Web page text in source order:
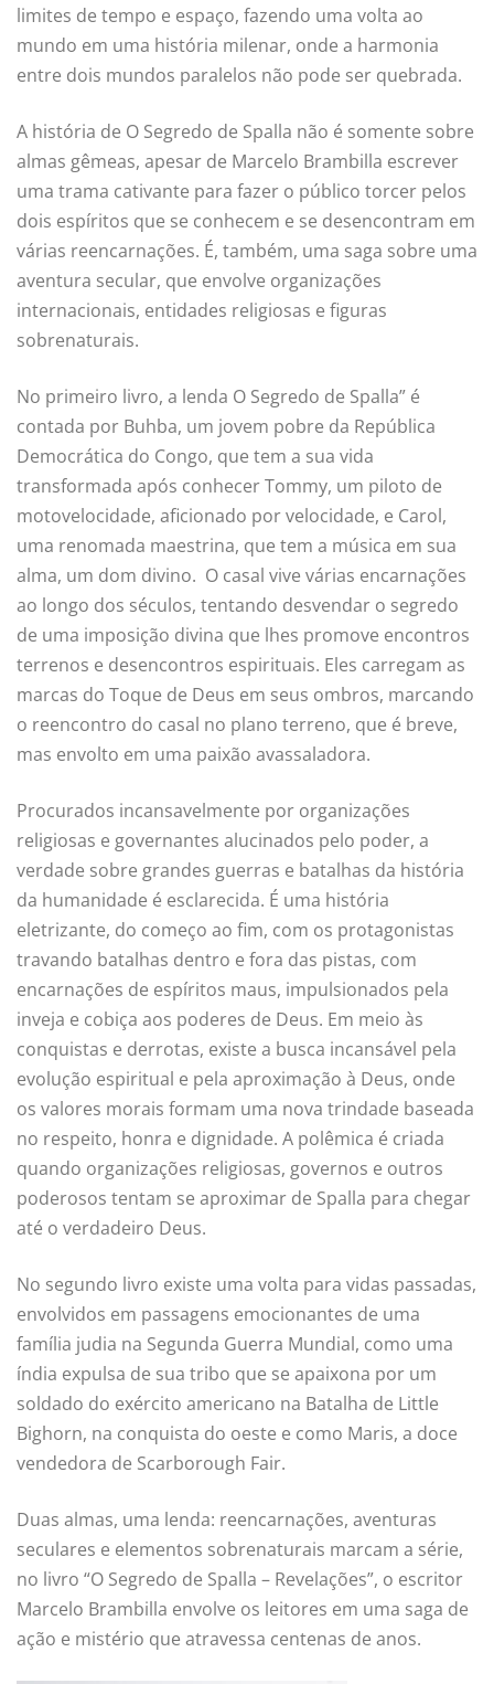
limites de tempo e espaço, fazendo uma volta ao
mundo em uma história milenar, onde a harmonia
entre dois mundos paralelos não pode ser quebrada.
A história de O Segredo de Spalla não é somente sobre
almas gêmeas, apesar de Marcelo Brambilla escrever
uma trama cativante para fazer o público torcer pelos
dois espíritos que se conhecem e se desencontram em
várias reencarnações. É, também, uma saga sobre uma
aventura secular, que envolve organizações
internacionais, entidades religiosas e figuras
sobrenaturais.
No primeiro livro, a lenda O Segredo de Spalla” é
contada por Buhba, um jovem pobre da República
Democrática do Congo, que tem a sua vida
transformada após conhecer Tommy, um piloto de
motovelocidade, aficionado por velocidade, e Carol,
uma renomada maestrina, que tem a música em sua
alma, um dom divino. O casal vive várias encarnações
ao longo dos séculos, tentando desvendar o segredo
de uma imposição divina que lhes promove encontros
terrenos e desencontros espirituais. Eles carregam as
marcas do Toque de Deus em seus ombros, marcando
o reencontro do casal no plano terreno, que é breve,
mas envolto em uma paixão avassaladora.
Procurados incansavelmente por organizações
religiosas e governantes alucinados pelo poder, a
verdade sobre grandes guerras e batalhas da história
da humanidade é esclarecida. É uma história
eletrizante, do começo ao fim, com os protagonistas
travando batalhas dentro e fora das pistas, com
encarnações de espíritos maus, impulsionados pela
inveja e cobiça aos poderes de Deus. Em meio às
conquistas e derrotas, existe a busca incansável pela
evolução espiritual e pela aproximação à Deus, onde
os valores morais formam uma nova trindade baseada
no respeito, honra e dignidade. A polêmica é criada
quando organizações religiosas, governos e outros
poderosos tentam se aproximar de Spalla para chegar
até o verdadeiro Deus.
No segundo livro existe uma volta para vidas passadas,
envolvidos em passagens emocionantes de uma
família judia na Segunda Guerra Mundial, como uma
índia expulsa de sua tribo que se apaixona por um
soldado do exército americano na Batalha de Little
Bighorn, na conquista do oeste e como Maris, a doce
vendedora de Scarborough Fair.
Duas almas, uma lenda: reencarnações, aventuras
seculares e elementos sobrenaturais marcam a série,
no livro “O Segredo de Spalla – Revelações”, o escritor
Marcelo Brambilla envolve os leitores em uma saga de
ação e mistério que atravessa centenas de anos.